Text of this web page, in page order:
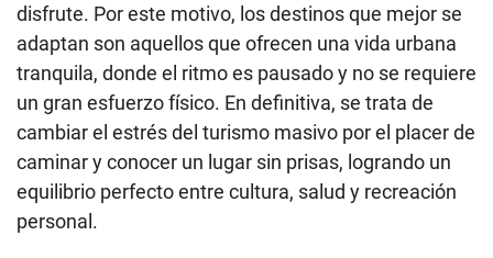
disfrute. Por este motivo, los destinos que mejor se
adaptan son aquellos que ofrecen una vida urbana
tranquila, donde el ritmo es pausado y no se requiere
un gran esfuerzo físico. En definitiva, se trata de
cambiar el estrés del turismo masivo por el placer de
caminar y conocer un lugar sin prisas, logrando un
equilibrio perfecto entre cultura, salud y recreación
personal.